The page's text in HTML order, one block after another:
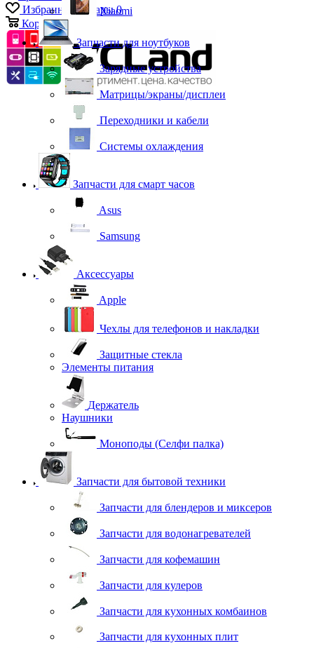
Избранные товары 0
Корзина 0
Xiaomi
Запчасти для ноутбуков
Зарядные устройства
Матрицы/экраны/дисплеи
Переходники и кабели
Системы охлаждения
Запчасти для смарт часов
Asus
Samsung
Аксессуары
Apple
Чехлы для телефонов и накладки
Защитные стекла
Элементы питания
Держатель
Наушники
Моноподы (Селфи палка)
Запчасти для бытовой техники
Запчасти для блендеров и миксеров
Запчасти для водонагревателей
Запчасти для кофемашин
Запчасти для кулеров
Запчасти для кухонных комбаинов
Запчасти для кухонных плит